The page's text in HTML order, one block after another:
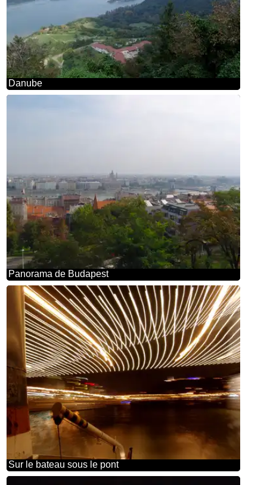
Danube
Panorama de Budapest
Sur le bateau sous le pont